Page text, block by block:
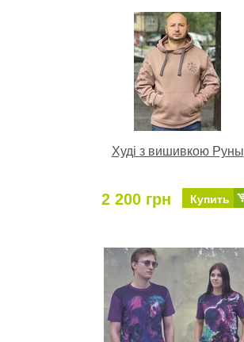
Худі з вишивкою Руны
2 200 грн Купить